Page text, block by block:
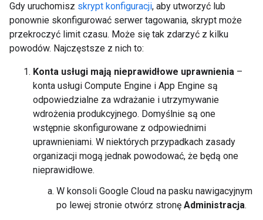
Gdy uruchomisz skrypt konfiguracji, aby utworzyć lub
ponownie skonfigurować serwer tagowania, skrypt może
przekroczyć limit czasu. Może się tak zdarzyć z kilku
powodów. Najczęstsze z nich to:
Konta usługi mają nieprawidłowe uprawnienia –
konta usługi Compute Engine i App Engine są
odpowiedzialne za wdrażanie i utrzymywanie
wdrożenia produkcyjnego. Domyślnie są one
wstępnie skonfigurowane z odpowiednimi
uprawnieniami. W niektórych przypadkach zasady
organizacji mogą jednak powodować, że będą one
nieprawidłowe.
W konsoli Google Cloud na pasku nawigacyjnym
po lewej stronie otwórz stronę Administracja.